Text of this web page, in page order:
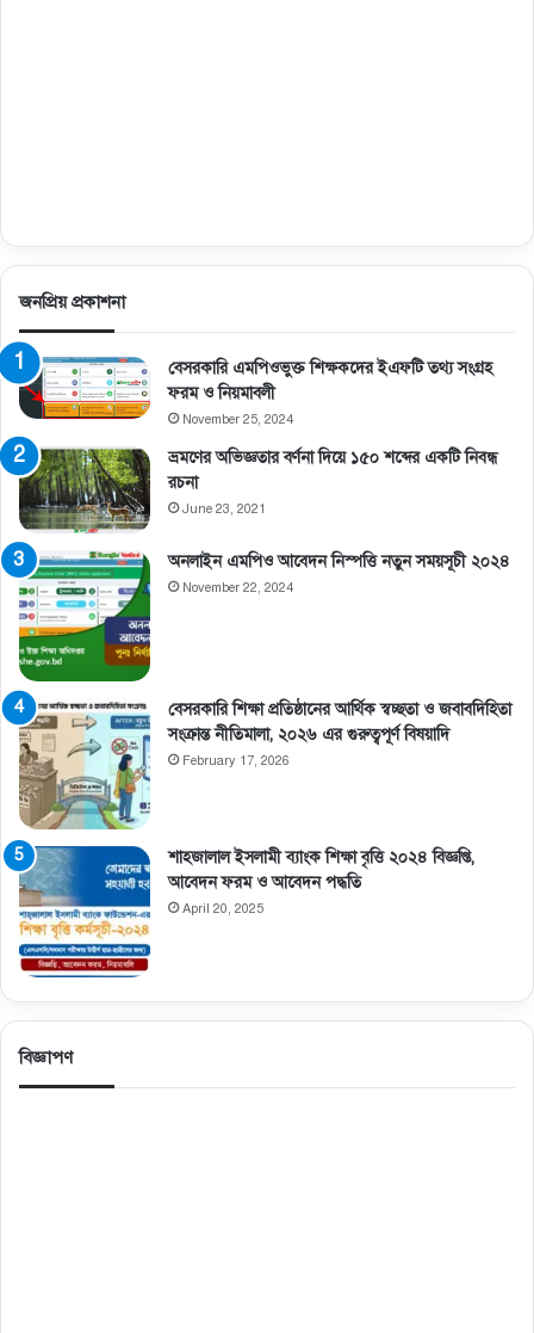
জনপ্রিয় প্রকাশনা
বেসরকারি এমপিওভুক্ত শিক্ষকদের ইএফটি তথ্য সংগ্রহ
ফরম ও নিয়মাবলী
November 25, 2024
ভ্রমণের অভিজ্ঞতার বর্ণনা দিয়ে ১৫০ শব্দের একটি নিবন্ধ
রচনা
June 23, 2021
অনলাইন এমপিও আবেদন নিস্পত্তি নতুন সময়সূচী ২০২৪
November 22, 2024
বেসরকারি শিক্ষা প্রতিষ্ঠানের আর্থিক স্বচ্ছতা ও জবাবদিহিতা
সংক্রান্ত নীতিমালা, ২০২৬ এর গুরুত্বপূর্ণ বিষয়াদি
February 17, 2026
শাহজালাল ইসলামী ব্যাংক শিক্ষা বৃত্তি ২০২৪ বিজ্ঞপ্তি,
আবেদন ফরম ও আবেদন পদ্ধতি
April 20, 2025
বিজ্ঞাপণ